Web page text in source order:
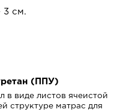
3 см.
(ППУ)
в виде листов ячеистой
структуре матрас для